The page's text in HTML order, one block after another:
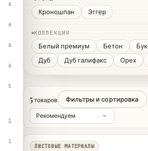
6
6
6
6
5
1
1
Кроношпан Эггер
КОЛЛЕКЦИЯ
Белый премиум Бетон Бук
Дуб
Дуб галифакс Орех
5 товаров Фильтры и сортировка
ЛИСТОВЫЕ МАТЕРИАЛЫ